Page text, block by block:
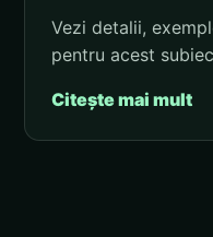
Vezi detalii,
pentru acest
Citește mai mult